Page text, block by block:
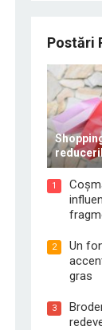
Postări
1
2
Un
gras
3